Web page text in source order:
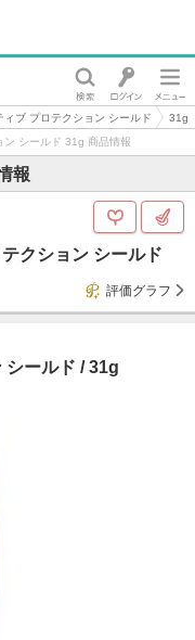
ィブ プロテクション シールド
31g
ン シールド 31g 商品情報
報
クション シールド
評価グラフ
シールド /31g